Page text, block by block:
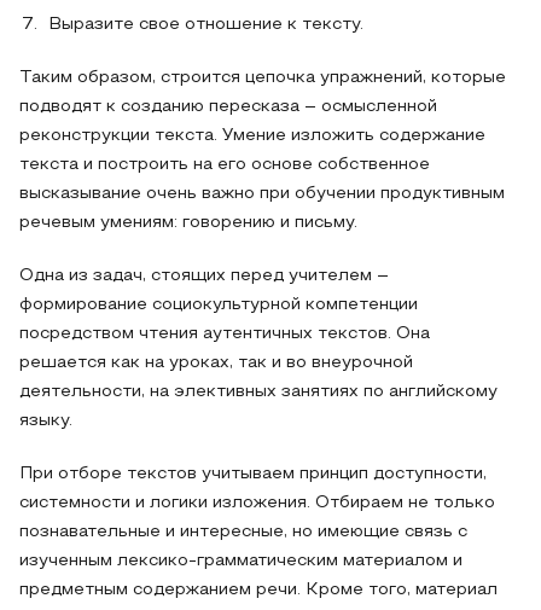
Выразите свое отношение к тексту.
Таким образом, строится цепочка упражнений, которые
подводят к созданию пересказа – осмысленной
реконструкции текста. Умение изложить содержание
текста и построить на его основе собственное
высказывание очень важно при обучении продуктивным
речевым умениям: говорению и письму.
Одна из задач, стоящих перед учителем –
формирование социокультурной компетенции
посредством чтения аутентичных текстов. Она
решается как на уроках, так и во внеурочной
деятельности, на элективных занятиях по английскому
языку.
При отборе текстов учитываем принцип доступности,
системности и логики изложения. Отбираем не только
познавательные и интересные, но имеющие связь с
изученным лексико-грамматическим материалом и
предметным содержанием речи. Кроме того, материал